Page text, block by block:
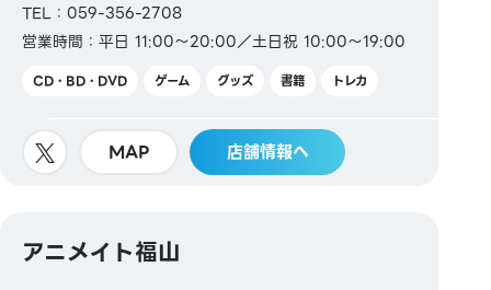
TEL：059-356-2708
営業時間：平日 11:00～20:00／土日祝 10:00～19:00
CD・BD・DVD ゲーム グッズ 書籍 トレカ
MAP 店舗情報へ
アニメイト福山